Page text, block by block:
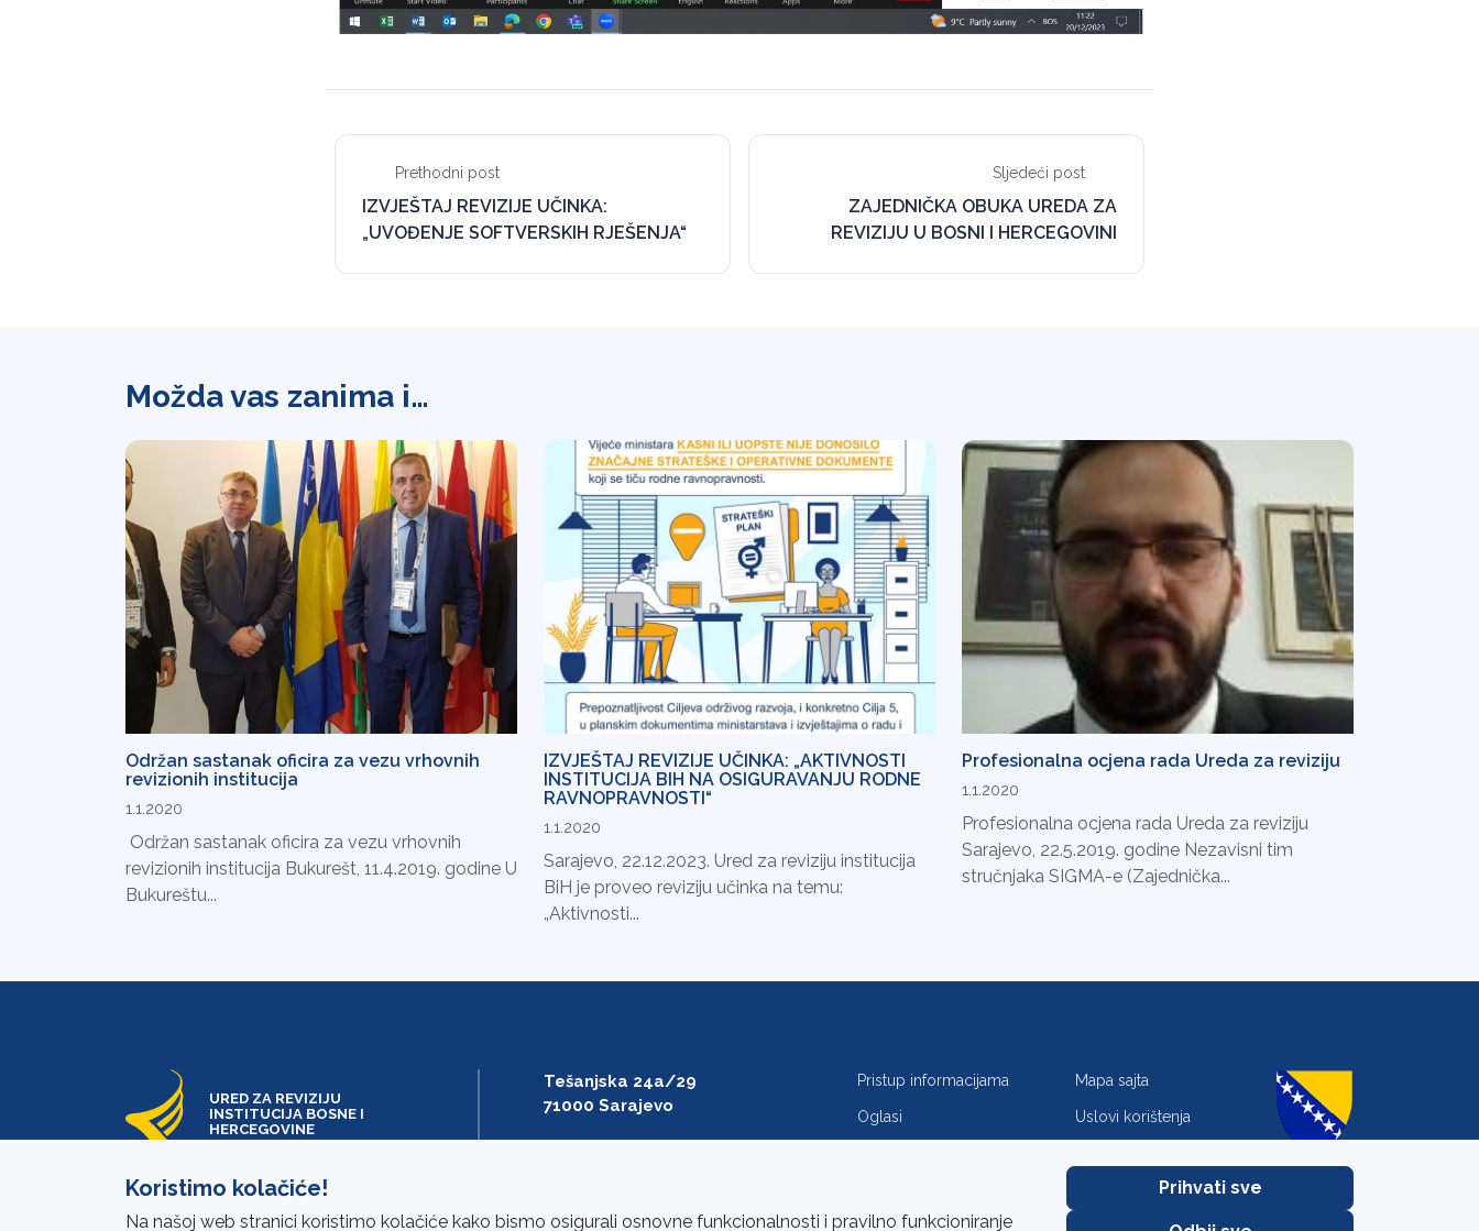
Prethodni post
IZVJEŠTAJ REVIZIJE UČINKA:
„UVOĐENJE SOFTVERSKIH RJEŠENJA“
Sljedeći post
ZAJEDNIČKA OBUKA UREDA ZA
REVIZIJU U BOSNI I HERCEGOVINI
Možda vas zanima i…
Održan sastanak oficira za vezu vrhovnih
revizionih institucija
1.1.2020
Održan sastanak oficira za vezu vrhovnih
revizionih institucija Bukurešt, 11.4.2019. godine U
Bukureštu...
IZVJEŠTAJ REVIZIJE UČINKA: „AKTIVNOSTI
INSTITUCIJA BIH NA OSIGURAVANJU RODNE
RAVNOPRAVNOSTI“
1.1.2020
Sarajevo, 22.12.2023. Ured za reviziju institucija
BiH je proveo reviziju učinka na temu:
„Aktivnosti...
Profesionalna ocjena rada Ureda za reviziju
1.1.2020
Profesionalna ocjena rada Ureda za reviziju
Sarajevo, 22.5.2019. godine Nezavisni tim
stručnjaka SIGMA-e (Zajednička...
URED ZA REVIZIJU
INSTITUCIJA BOSNE I
HERCEGOVINE
Tešanjska 24a/29
71000 Sarajevo
saibih@revizija.gov.ba
Pristup informacijama Mapa sajta
Oglasi Uslovi korištenja
Koristimo kolačiće!
Na našoj web stranici koristimo kolačiće kako bismo osigurali osnovne funkcionalnosti i pravilno funkcioniranje
Prihvati sve